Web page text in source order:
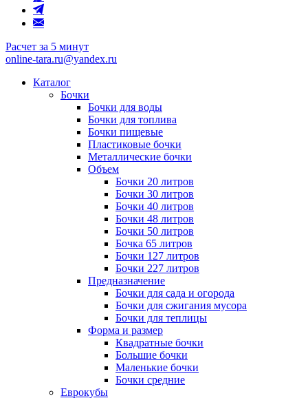
Расчет за 5 минут
online-tara.ru@yandex.ru
Каталог
Бочки
Бочки для воды
Бочки для топлива
Бочки пищевые
Пластиковые бочки
Металлические бочки
Объем
Бочки 20 литров
Бочки 30 литров
Бочки 40 литров
Бочки 48 литров
Бочки 50 литров
Бочка 65 литров
Бочки 127 литров
Бочки 227 литров
Предназначение
Бочки для сада и огорода
Бочки для сжигания мусора
Бочки для теплицы
Форма и размер
Квадратные бочки
Большие бочки
Маленькие бочки
Бочки средние
Еврокубы